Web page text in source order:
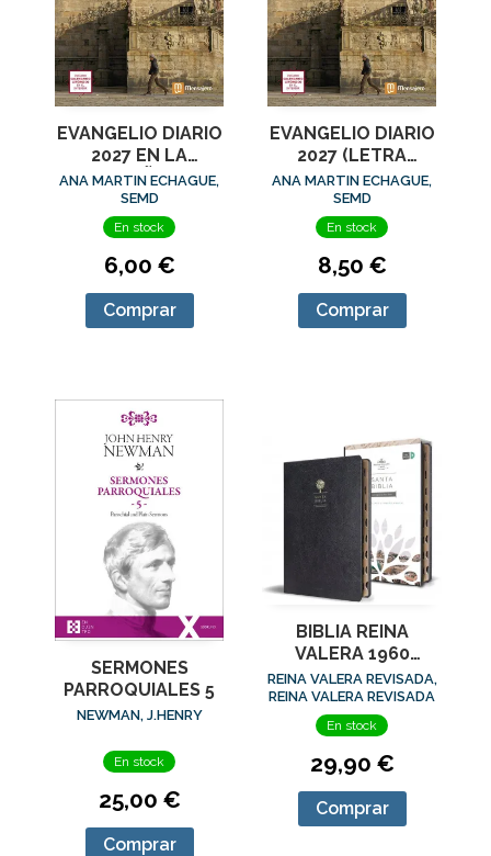
EVANGELIO DIARIO
2027 EN LA
COMPAÑIA DE
JESUS
ANA MARTIN ECHAGUE,
SEMD
En stock
6,00 €
Comprar
EVANGELIO DIARIO
2027 (LETRA
GRANDE) EN LA
COMPAÑIA DE
JESUS
ANA MARTIN ECHAGUE,
SEMD
En stock
8,50 €
Comprar
SERMONES
PARROQUIALES 5
NEWMAN, J.HENRY
En stock
25,00 €
Comprar
BIBLIA REINA
VALERA 1960
LETRA GRANDE.
SÍMIL PIEL NEGRO
REINA VALERA REVISADA,
REINA VALERA REVISADA
En stock
29,90 €
Comprar